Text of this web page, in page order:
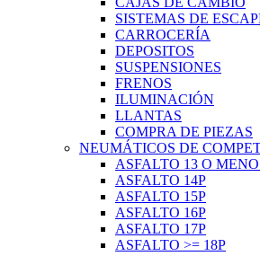
SISTEMAS DE
CARROCERÍA
DEPOSITOS
SUSPENSIONES
FRENOS
ILUMINACIÓN
LLANTAS
COMPRA DE PIEZAS
NEUMÁTICOS DE
ASFALTO 13 O
ASFALTO 14P
ASFALTO 15P
ASFALTO 16P
ASFALTO 17P
ASFALTO >= 18P